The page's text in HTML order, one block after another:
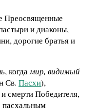
Преосвященные
и диаконы,
дорогие братья и
, когдамир, видимый
Св. Пасхи),
смерти Победителя,
пасхальным